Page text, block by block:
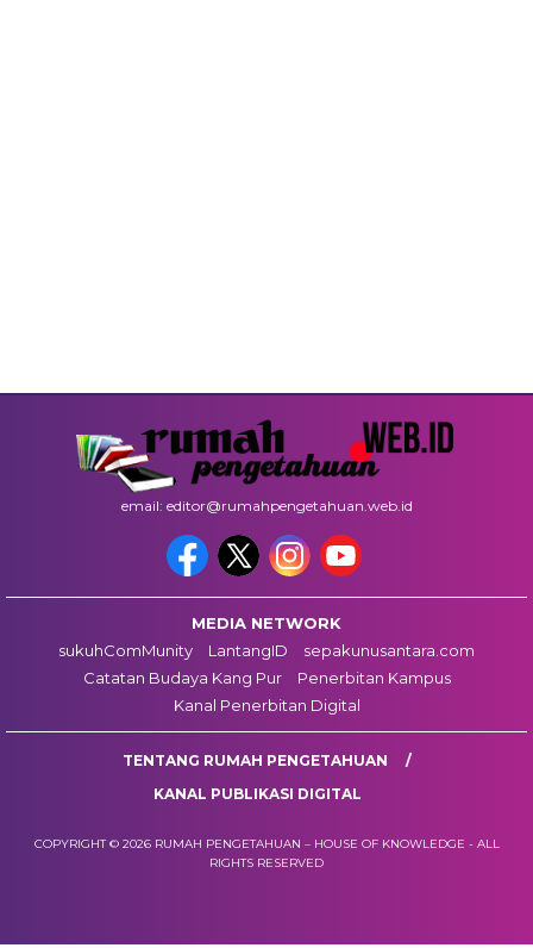
email: editor@rumahpengetahuan.web.id
MEDIA NETWORK
sukuhComMunity
LantangID
sepakunusantara.com
Catatan Budaya Kang Pur
Penerbitan Kampus
Kanal Penerbitan Digital
TENTANG RUMAH PENGETAHUAN
KANAL PUBLIKASI DIGITAL
COPYRIGHT © 2026 RUMAH PENGETAHUAN – HOUSE OF KNOWLEDGE - ALL
RIGHTS RESERVED